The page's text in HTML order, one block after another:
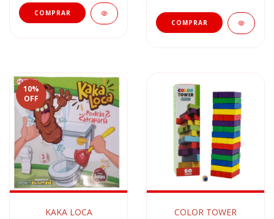
10%
OFF
KAKA LOCA COLOR TOWER